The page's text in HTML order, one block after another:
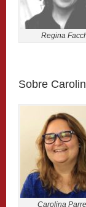
Regina
Sobre
Carolina